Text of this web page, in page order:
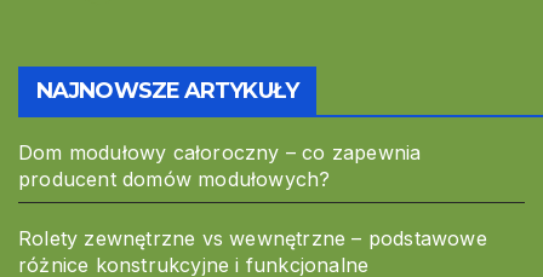
NAJNOWSZE ARTYKUŁY
Dom modułowy całoroczny – co zapewnia
producent domów modułowych?
Rolety zewnętrzne vs wewnętrzne – podstawowe
różnice konstrukcyjne i funkcjonalne